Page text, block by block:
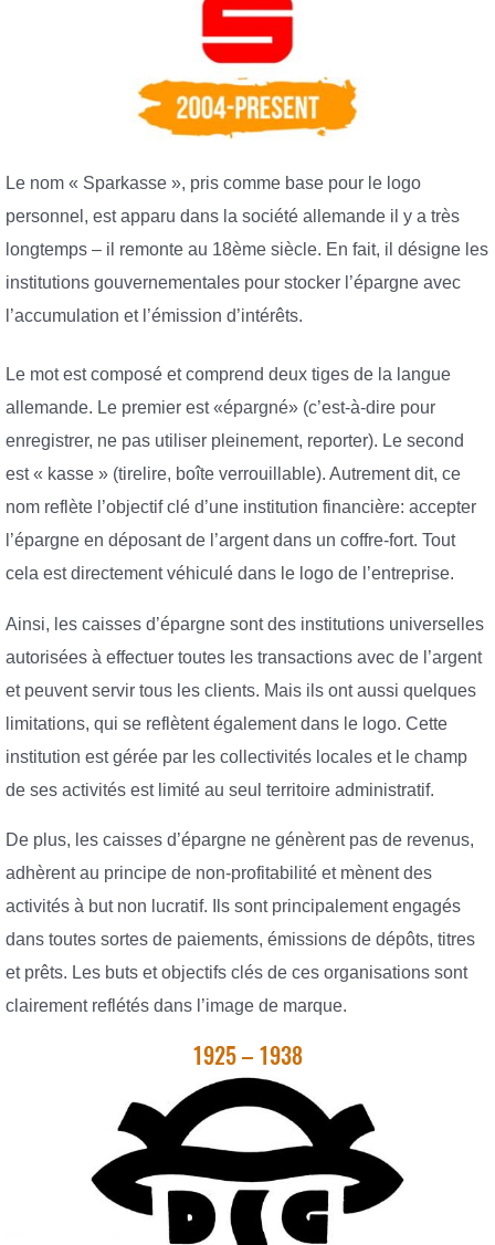
Le nom « Sparkasse », pris comme base pour le logo
personnel, est apparu dans la société allemande il y a très
longtemps – il remonte au 18ème siècle. En fait, il désigne les
institutions gouvernementales pour stocker l’épargne avec
l’accumulation et l’émission d’intérêts.
Le mot est composé et comprend deux tiges de la langue
allemande. Le premier est «épargné» (c’est-à-dire pour
enregistrer, ne pas utiliser pleinement, reporter). Le second
est « kasse » (tirelire, boîte verrouillable). Autrement dit, ce
nom reflète l’objectif clé d’une institution financière: accepter
l’épargne en déposant de l’argent dans un coffre-fort. Tout
cela est directement véhiculé dans le logo de l’entreprise.
Ainsi, les caisses d’épargne sont des institutions universelles
autorisées à effectuer toutes les transactions avec de l’argent
et peuvent servir tous les clients. Mais ils ont aussi quelques
limitations, qui se reflètent également dans le logo. Cette
institution est gérée par les collectivités locales et le champ
de ses activités est limité au seul territoire administratif.
De plus, les caisses d’épargne ne génèrent pas de revenus,
adhèrent au principe de non-profitabilité et mènent des
activités à but non lucratif. Ils sont principalement engagés
dans toutes sortes de paiements, émissions de dépôts, titres
et prêts. Les buts et objectifs clés de ces organisations sont
clairement reflétés dans l’image de marque.
1925 – 1938